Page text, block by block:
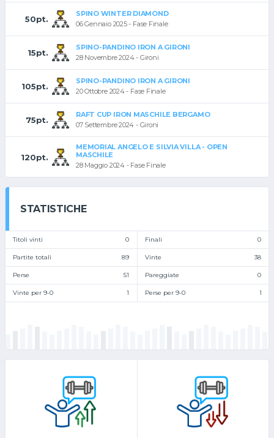
50pt.
SPINO WINTER DIAMOND
06 Gennaio 2025 - Fase Finale
15pt.
SPINO-PANDINO IRON A GIRONI
28 Novembre 2024 - Gironi
105pt.
SPINO-PANDINO IRON A GIRONI
20 Ottobre 2024 - Fase Finale
75pt.
RAFT CUP IRON MASCHILE BERGAMO
07 Settembre 2024 - Gironi
120pt.
MEMORIAL ANGELO E SILVIA VILLA - OPEN
MASCHILE
28 Maggio 2024 - Fase Finale
STATISTICHE
Titoli vinti 0 Finali 0
Partite totali 89 Vinte 38
Perse 51 Pareggiate 0
Vinte per 9-0 1 Perse per 9-0 1